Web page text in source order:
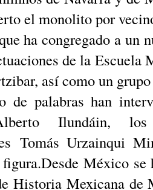
el monolito por
ha congregado a un
de la
así como un
de palabras han
Ilundáin,
Tomás Urzainqui
México
Historia Mexicana de